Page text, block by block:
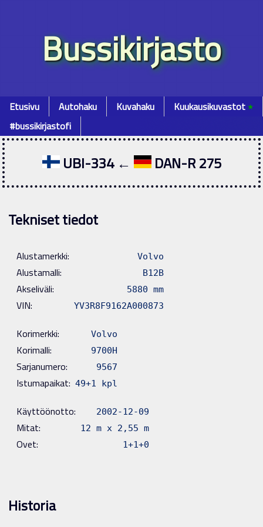
Bussikirjasto
Etusivu Autohaku Kuvahaku Kuukausikuvastot٭
#bussikirjastofi
UBI-334 ← DAN-R 275
Tekniset tiedot
Alustamerkki: Volvo
Alustamalli: B12B
Akseliväli: 5880 mm
VIN: YV3R8F9162A000873
Korimerkki: Volvo
Korimalli: 9700H
Sarjanumero: 9567
Istumapaikat: 49+1 kpl
Käyttöönotto: 2002-12-09
Mitat: 12 m x 2,55 m
Ovet: 1+1+0
Historia